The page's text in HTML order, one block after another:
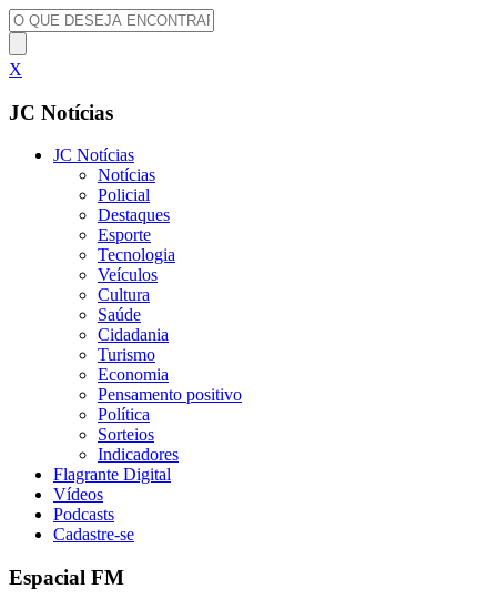
X
JC Notícias
JC Notícias
Notícias
Policial
Destaques
Esporte
Tecnologia
Veículos
Cultura
Saúde
Cidadania
Turismo
Economia
Pensamento positivo
Política
Sorteios
Indicadores
Flagrante Digital
Vídeos
Podcasts
Cadastre-se
Espacial FM